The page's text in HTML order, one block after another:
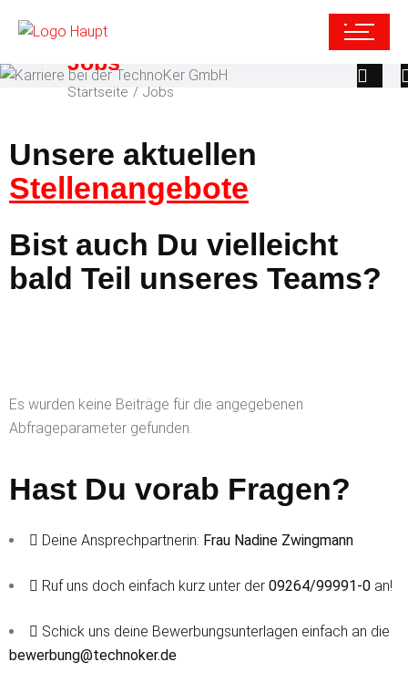
Jobs
Startseite Jobs
Unsere aktuellen
Stellenangebote
Bist auch Du vielleicht
bald Teil unseres Teams?
Es wurden keine Beiträge für die angegebenen
Abfrageparameter gefunden.
Hast Du vorab Fragen?
Deine Ansprechpartnerin: Frau Nadine Zwingmann
Ruf uns doch einfach kurz unter der 09264/99991-0 an!
Schick uns deine Bewerbungsunterlagen einfach an die
bewerbung@technoker.de